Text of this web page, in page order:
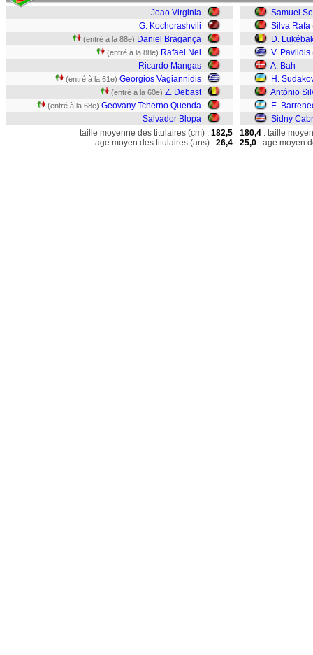
Joao Virginia
G. Kochorashvili
(entré à la 88e) Daniel Bragança
(entré à la 88e) Rafael Nel
Ricardo Mangas
(entré à la 61e) Georgios Vagiannidis
(entré à la 60e) Z. Debast
(entré à la 68e) Geovany Tcherno Quenda
Salvador Blopa
Samuel
Silva Rafa
D.
V. Pavlidis
A. Bah
H.
António
E.
Sidny
taille moyenne des titulaires (cm) : 182,5
age moyen des titulaires (ans) : 26,4
180,4 : taille
25,0 : age moyen